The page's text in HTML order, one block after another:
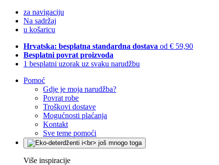
za navigaciju
Na sadržaj
u košaricu
Hrvatska: besplatna standardna dostava od € 59,90
Besplatni povrat proizvoda
1 besplatni uzorak uz svaku narudžbu
Pomoć
Gdje je moja narudžba?
Povrat robe
Troškovi dostave
Mogućnosti plaćanja
Kontakt
Sve teme pomoći
Više inspiracije